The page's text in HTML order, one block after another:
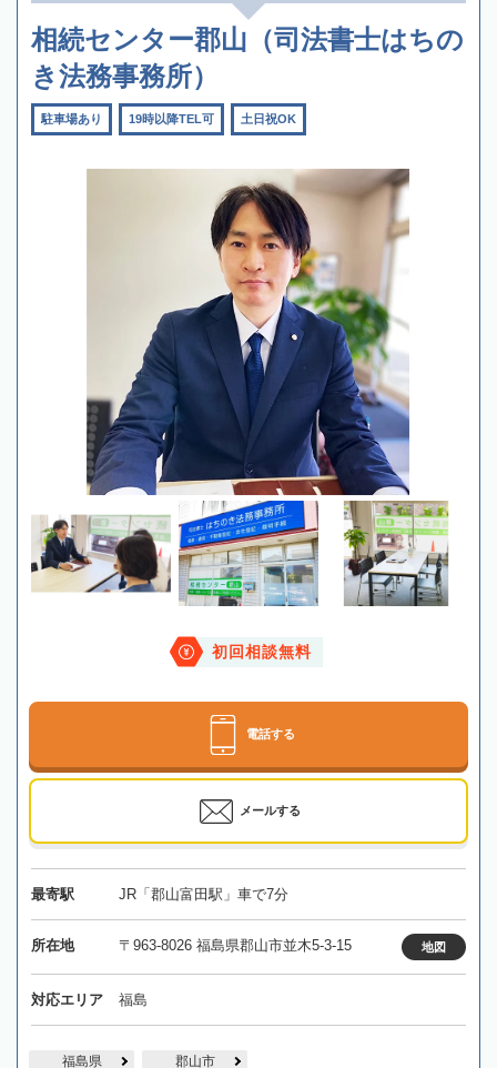
相続センター郡山（司法書士はちの
き法務事務所）
駐車場あり 19時以降TEL可 土日祝OK
初回相談無料
電話する
メールする
最寄駅 JR「郡山富田駅」車で7分
所在地 〒963-8026 福島県郡山市並木5-3-15 地図
対応エリア 福島
福島県 郡山市